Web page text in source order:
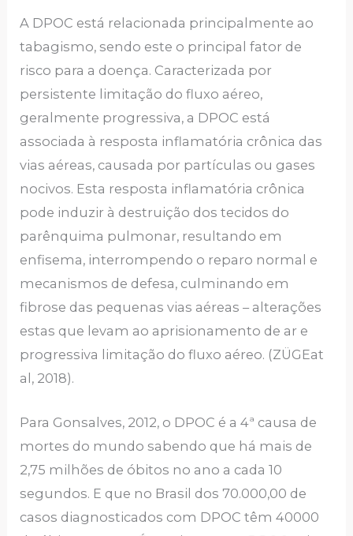
A DPOC está relacionada principalmente ao
tabagismo, sendo este o principal fator de
risco para a doença. Caracterizada por
persistente limitação do fluxo aéreo,
geralmente progressiva, a DPOC está
associada à resposta inflamatória crônica das
vias aéreas, causada por partículas ou gases
nocivos. Esta resposta inflamatória crônica
pode induzir à destruição dos tecidos do
parênquima pulmonar, resultando em
enfisema, interrompendo o reparo normal e
mecanismos de defesa, culminando em
fibrose das pequenas vias aéreas – alterações
estas que levam ao aprisionamento de ar e
progressiva limitação do fluxo aéreo. (ZÜGEat
al, 2018).
Para Gonsalves, 2012, o DPOC é a 4ª causa de
mortes do mundo sabendo que há mais de
2,75 milhões de óbitos no ano a cada 10
segundos. E que no Brasil dos 70.000,00 de
casos diagnosticados com DPOC têm 40000